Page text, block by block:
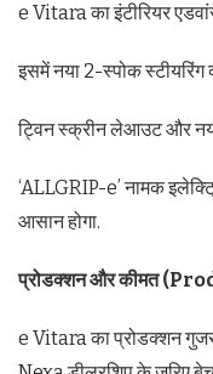
e Vitara का इंटीरियर
इसमें नया 2-स्पोक स्टीयरिंग
ट्विन स्क्रीन लेआउट और
‘ALLGRIP-e’ नामक
आसान होगा.
प्रोडक्शन और कीमत
e Vitara का प्रोडक्शन